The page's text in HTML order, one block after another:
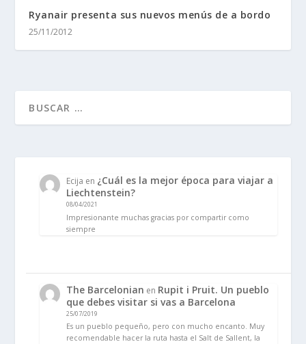
Ryanair presenta sus nuevos menús de a bordo
25/11/2012
Ecija en ¿Cuál es la mejor época para viajar a
Liechtenstein?
08/04/2021
Impresionante muchas gracias por compartir como
siempre
The Barcelonian en Rupit i Pruit. Un pueblo
que debes visitar si vas a Barcelona
25/07/2019
Es un pueblo pequeño, pero con mucho encanto. Muy
recomendable hacer la ruta hasta el Salt de Sallent, la